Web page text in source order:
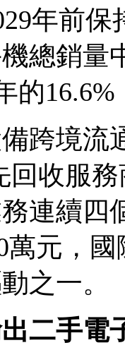
年前
總銷量
的
境流
回收服
連續
萬元，
之一。
二手電